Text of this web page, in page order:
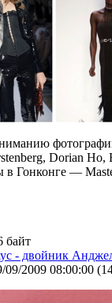
Dorian
в Гонконге —
байт
- двойник
09/2009 08:00:00 (